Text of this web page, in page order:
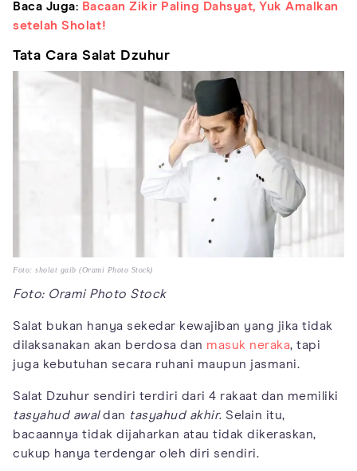
Baca Juga: Bacaan Zikir Paling Dahsyat, Yuk Amalkan
setelah Sholat!
Tata Cara Salat Dzuhur
Foto: sholat gaib (Orami Photo Stock)
Foto: Orami Photo Stock
Salat bukan hanya sekedar kewajiban yang jika tidak
dilaksanakan akan berdosa dan masuk neraka, tapi
juga kebutuhan secara ruhani maupun jasmani.
Salat Dzuhur sendiri terdiri dari 4 rakaat dan memiliki
tasyahud awaldan tasyahud akhir. Selain itu,
bacaannya tidak dijaharkan atau tidak dikeraskan,
cukup hanya terdengar oleh diri sendiri.